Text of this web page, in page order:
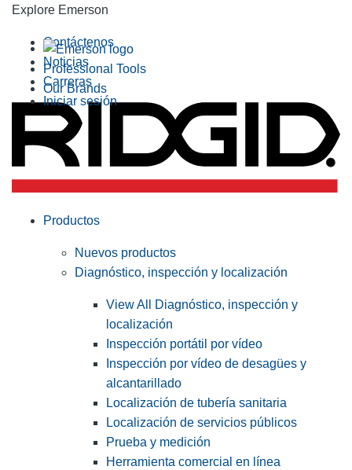
Explore Emerson
Professional Tools
Our Brands
Contáctenos
Noticias
Carreras
Iniciar sesión
Productos
Nuevos productos
Diagnóstico, inspección y localización
View All Diagnóstico, inspección y
localización
Inspección portátil por vídeo
Inspección por vídeo de desagües y
alcantarillado
Localización de tubería sanitaria
Localización de servicios públicos
Prueba y medición
Herramienta comercial en línea